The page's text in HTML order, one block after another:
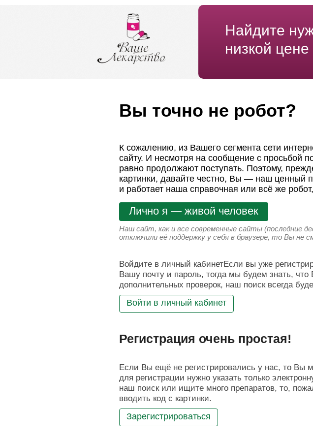
Найдите
низкой
Вы точно не робот?
К сожалению, из Вашего сегмента сети
сайту. И несмотря на сообщение с просьбой
равно продолжают поступать. Поэтому,
картинки, давайте честно, Вы — наш ценный
и работает наша справочная или всё же
Лично я — живой человек
Наш сайт, как и все современные сайты (последние
отключили её поддержку у себя в браузере, то Вы не
Войдите в личный кабинетЕсли вы уже
Вашу почту и пароль, тогда мы будем знать,
дополнительных проверок, наш поиск всегда
Войти в личный кабинет
Регистрация очень простая!
Если Вы ещё не регистрировались у нас, то Вы
для регистрации нужно указать только
наш поиск или ищите много препаратов, то,
вводить код с картинки.
Зарегистрироваться